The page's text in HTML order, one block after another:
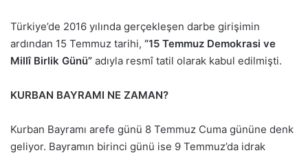
Türkiye’de 2016 yılında gerçekleşen darbe girişimin
ardından 15 Temmuz tarihi, “15 Temmuz Demokrasi ve
Millî Birlik Günü” adıyla resmî tatil olarak kabul edilmişti.
KURBAN BAYRAMI NE ZAMAN?
Kurban Bayramı arefe günü 8 Temmuz Cuma gününe denk
geliyor. Bayramın birinci günü ise 9 Temmuz’da idrak